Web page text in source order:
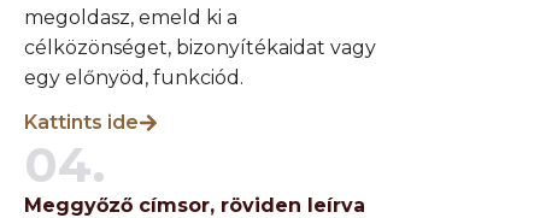
megoldasz, emeld ki a
célközönséget, bizonyítékaidat vagy
egy előnyöd, funkciód.
Kattints ide
04.
Meggyőző címsor, röviden leírva